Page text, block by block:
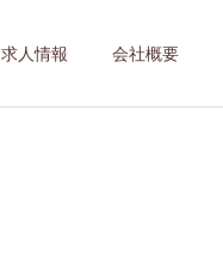
求人情報 会社概要